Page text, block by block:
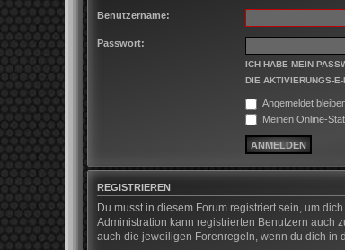
Benutzername:
Passwort:
ICH HABE MEIN
DIE AKTIVIERUNGS-
Angemeldet
Meinen Online-
REGISTRIEREN
Du musst in diesem Forum registriert sein, um
Administration kann registrierten Benutzern auch
auch die jeweiligen Forenregeln, wenn du dich in